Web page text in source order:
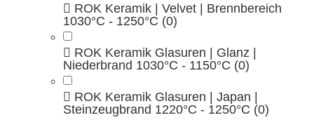
ROK Keramik | Velvet | Brennbereich
1030°C - 1250°C (0)
ROK Keramik Glasuren | Glanz |
Niederbrand 1030°C - 1150°C (0)
ROK Keramik Glasuren | Japan |
Steinzeugbrand 1220°C - 1250°C (0)